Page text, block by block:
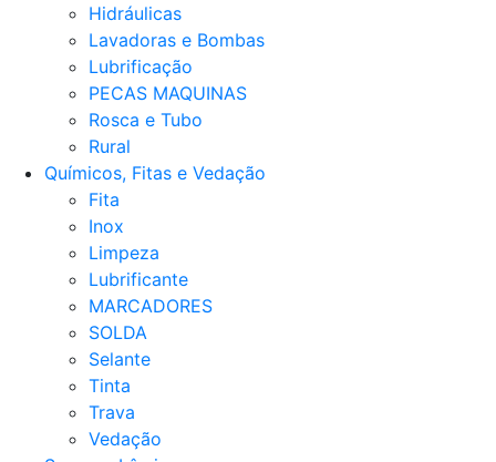
Hidráulicas
Lavadoras e Bombas
Lubrificação
PECAS MAQUINAS
Rosca e Tubo
Rural
Químicos, Fitas e Vedação
Fita
Inox
Limpeza
Lubrificante
MARCADORES
SOLDA
Selante
Tinta
Trava
Vedação